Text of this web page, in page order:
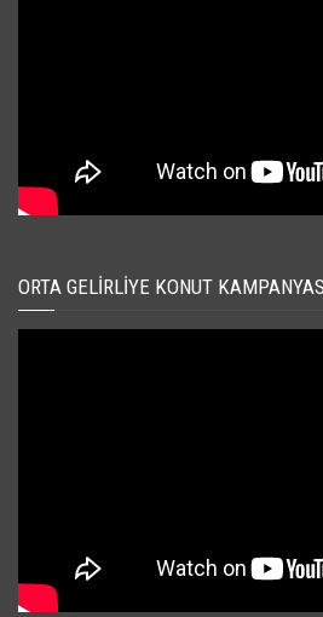
ORTA GELIRLIYE KONUT